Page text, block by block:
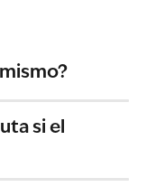
si el